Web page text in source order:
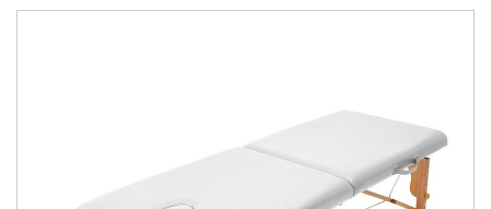
服務專線：04-2568-0356 週
一至週五 AM9:00～PM6:00